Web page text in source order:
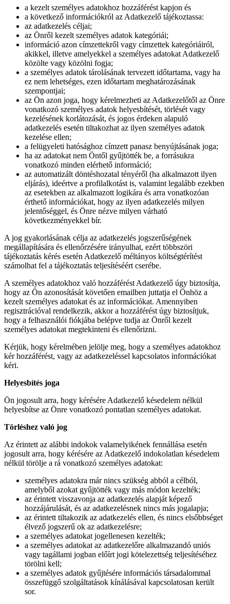
a kezelt személyes adatokhoz hozzáférést kapjon és
a következő információkról az Adatkezelő tájékoztassa:
az adatkezelés céljai;
az Önről kezelt személyes adatok kategóriái;
információ azon címzettekről vagy címzettek kategóriáiról,
akikkel, illetve amelyekkel a személyes adatokat Adatkezelő
közölte vagy közölni fogja;
a személyes adatok tárolásának tervezett időtartama, vagy ha
ez nem lehetséges, ezen időtartam meghatározásának
szempontjai;
az Ön azon joga, hogy kérelmezheti az Adatkezelőtől az Önre
vonatkozó személyes adatok helyesbítését, törlését vagy
kezelésének korlátozását, és jogos érdeken alapuló
adatkezelés esetén tiltakozhat az ilyen személyes adatok
kezelése ellen;
a felügyeleti hatósághoz címzett panasz benyújtásának joga;
ha az adatokat nem Öntől gyűjtötték be, a forrásukra
vonatkozó minden elérhető információ;
az automatizált döntéshozatal tényéről (ha alkalmazott ilyen
eljárás), ideértve a profilalkotást is, valamint legalább ezekben
az esetekben az alkalmazott logikára és arra vonatkozóan
érthető információkat, hogy az ilyen adatkezelés milyen
jelentőséggel, és Önre nézve milyen várható
következményekkel bír.
A jog gyakorlásának célja az adatkezelés jogszerűségének
megállapítására és ellenőrzésére irányulhat, ezért többszöri
tájékoztatás kérés esetén Adatkezelő méltányos költségtérítést
számolhat fel a tájékoztatás teljesítéséért cserébe.
A személyes adatokhoz való hozzáférést Adatkezelő úgy biztosítja,
hogy az Ön azonosítását követően emailben juttatja el Önhöz a
kezelt személyes adatokat és az információkat. Amennyiben
regisztrációval rendelkezik, akkor a hozzáférést úgy biztosítjuk,
hogy a felhasználói fiókjába belépve tudja az Önről kezelt
személyes adatokat megtekinteni és ellenőrizni.
Kérjük, hogy kérelmében jelölje meg, hogy a személyes adatokhoz
kér hozzáférést, vagy az adatkezeléssel kapcsolatos információkat
kéri.
Helyesbítés joga
Ön jogosult arra, hogy kérésére Adatkezelő késedelem nélkül
helyesbítse az Önre vonatkozó pontatlan személyes adatokat.
Törléshez való jog
Az érintett az alábbi indokok valamelyikének fennállása esetén
jogosult arra, hogy kérésére az Adatkezelő indokolatlan késedelem
nélkül törölje a rá vonatkozó személyes adatokat:
személyes adatokra már nincs szükség abból a célból,
amelyből azokat gyűjtötték vagy más módon kezelték;
az érintett visszavonja az adatkezelés alapját képező
hozzájárulását, és az adatkezelésnek nincs más jogalapja;
az érintett tiltakozik az adatkezelés ellen, és nincs elsőbbséget
élvező jogszerű ok az adatkezelésre;
a személyes adatokat jogellenesen kezelték;
a személyes adatokat az adatkezelőre alkalmazandó uniós
vagy tagállami jogban előírt jogi kötelezettség teljesítéséhez
törölni kell;
a személyes adatok gyűjtésére információs társadalommal
összefüggő szolgáltatások kínálásával kapcsolatosan került
sor.